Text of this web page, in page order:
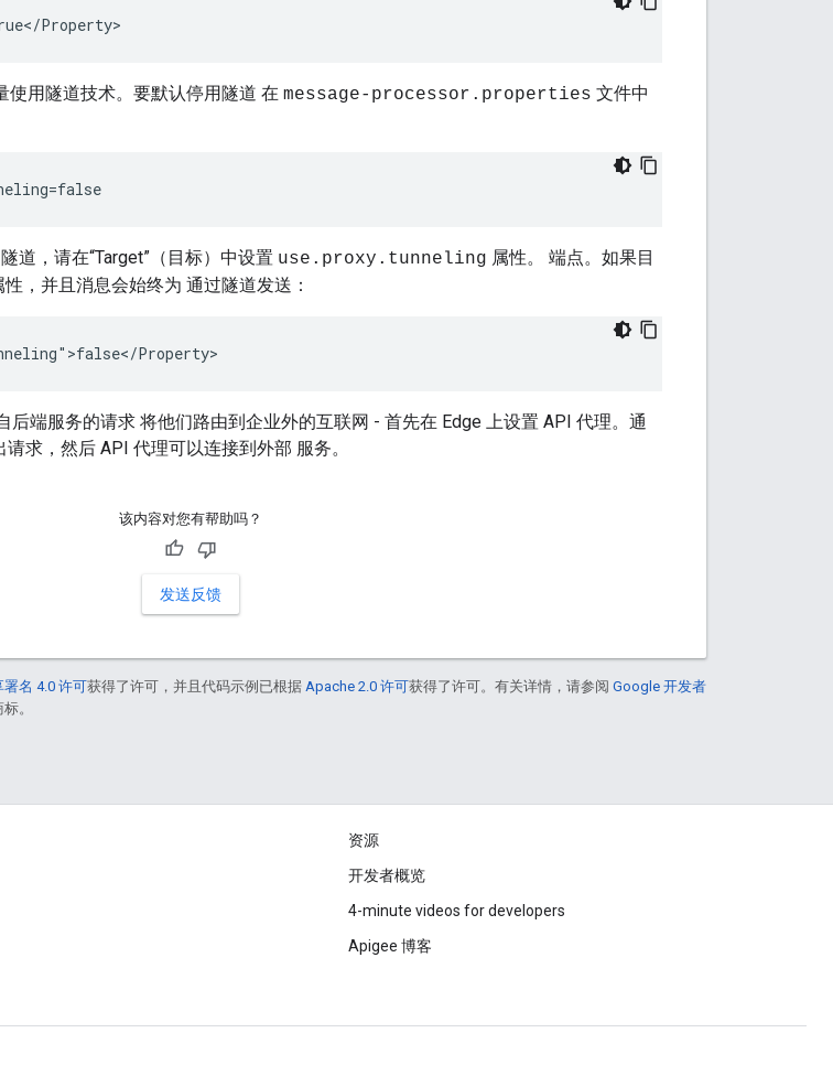
Property>
使用隧道技术。要默认停用隧道 在 message-processor.properties 文件中
道，请在“Target”（目标）中设置 use.proxy.tunneling 属性。 端点。如果目
，并且消息会始终为 通过隧道发送：
Property>
后端服务的请求 将他们路由到企业外的互联网 - 首先在 Edge 上设置 API 代理。通
求，然后 API 代理可以连接到外部 服务。
该内容对您有帮助吗？
发送反馈
名 4.0 许可获得了许可，并且代码示例已根据 Apache 2.0 许可获得了许可。有关详情，请参阅 Google 开发者
。
资源
开发者概览
4-minute videos for developers
Apigee 博客